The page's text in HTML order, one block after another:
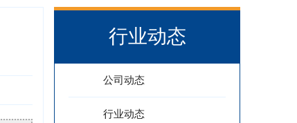
行业动态
公司动态
行业动态